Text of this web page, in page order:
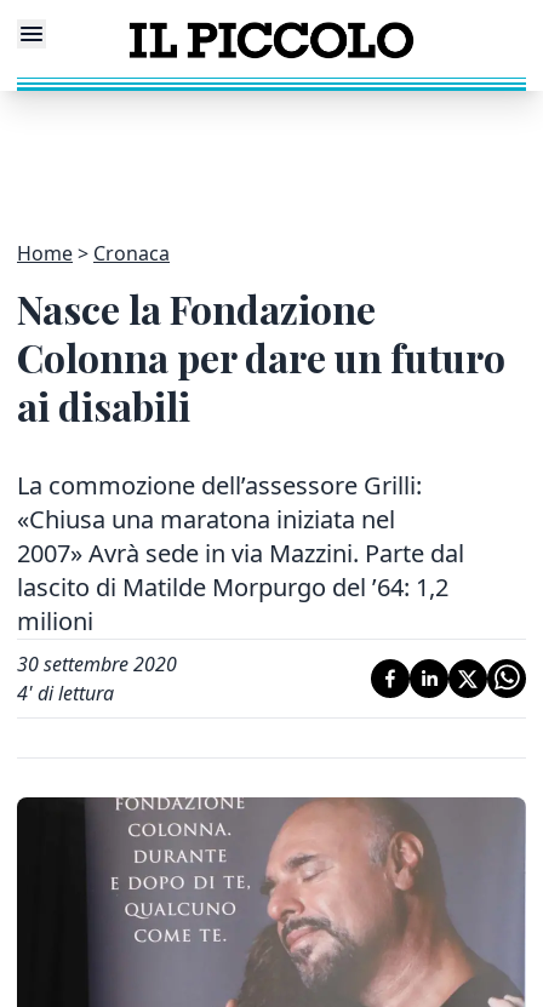
Home Cronaca
Nasce la Fondazione
Colonna per dare un futuro
ai disabili
La commozione dell’assessore Grilli:
«Chiusa una maratona iniziata nel
2007» Avrà sede in via Mazzini. Parte dal
lascito di Matilde Morpurgo del ’64: 1,2
milioni
30 settembre 2020
4' di lettura